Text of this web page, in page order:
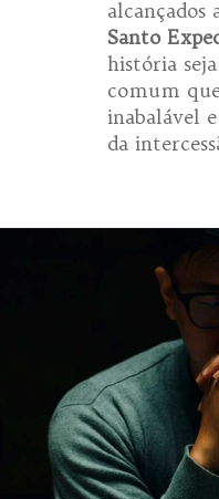
alcançados
Santo
história
comum
inabalável
da